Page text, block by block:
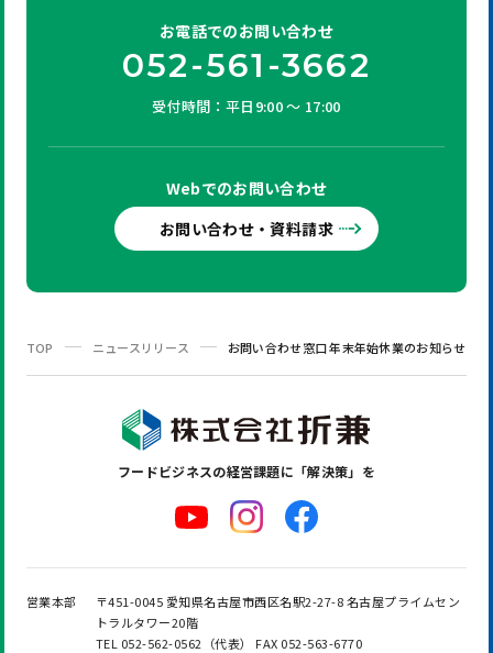
お電話でのお問い合わせ
052-561-3662
受付時間：平日9:00 ～ 17:00
Webでのお問い合わせ
お問い合わせ・資料請求
TOP ニュースリリース お問い合わせ窓口 年末年始休業のお知らせ
フードビジネスの経営課題に「解決策」を
営業本部
〒451-0045 愛知県名古屋市西区名駅2-27-8 名古屋プライムセン
トラルタワー20階
TEL 052-562-0562（代表） FAX 052-563-6770